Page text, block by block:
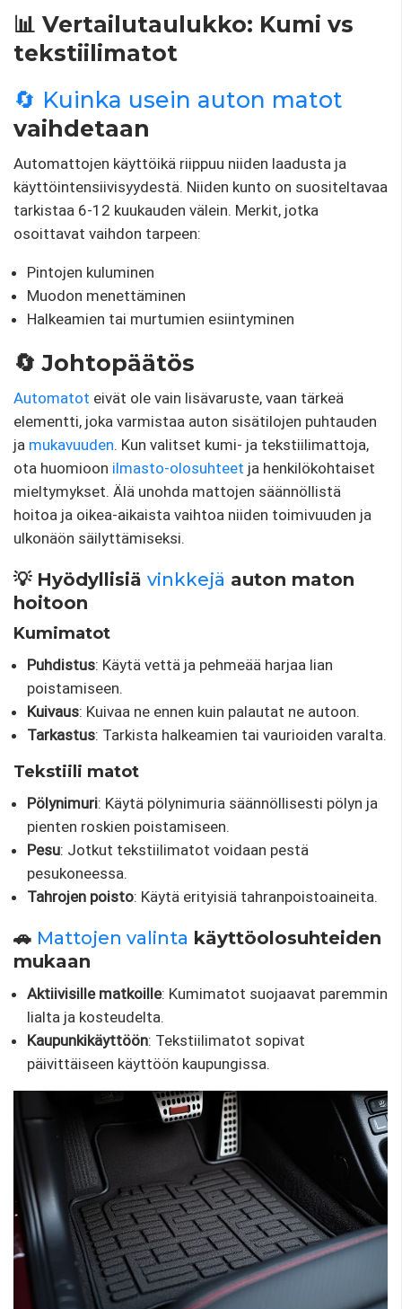
📊 Vertailutaulukko: Kumi vs
tekstiilimatot
🔄 Kuinka usein auton matot
vaihdetaan
Automattojen käyttöikä riippuu niiden laadusta ja
käyttöintensiivisyydestä. Niiden kunto on suositeltavaa
tarkistaa 6-12 kuukauden välein. Merkit, jotka
osoittavat vaihdon tarpeen:
Pintojen kuluminen
Muodon menettäminen
Halkeamien tai murtumien esiintyminen
🔄 Johtopäätös
Automatot eivät ole vain lisävaruste, vaan tärkeä
elementti, joka varmistaa auton sisätilojen puhtauden
ja mukavuuden. Kun valitset kumi- ja tekstiilimattoja,
ota huomioon ilmasto-olosuhteet ja henkilökohtaiset
mieltymykset. Älä unohda mattojen säännöllistä
hoitoa ja oikea-aikaista vaihtoa niiden toimivuuden ja
ulkonäön säilyttämiseksi.
💡 Hyödyllisiä vinkkejä auton maton
hoitoon
Kumimatot
Puhdistus: Käytä vettä ja pehmeää harjaa lian
poistamiseen.
Kuivaus: Kuivaa ne ennen kuin palautat ne autoon.
Tarkastus: Tarkista halkeamien tai vaurioiden varalta.
Tekstiili matot
Pölynimuri: Käytä pölynimuria säännöllisesti pölyn ja
pienten roskien poistamiseen.
Pesu: Jotkut tekstiilimatot voidaan pestä
pesukoneessa.
Tahrojen poisto: Käytä erityisiä tahranpoistoaineita.
🚗 Mattojen valinta käyttöolosuhteiden
mukaan
Aktiivisille matkoille: Kumimatot suojaavat paremmin
lialta ja kosteudelta.
Kaupunkikäyttöön: Tekstiilimatot sopivat
päivittäiseen käyttöön kaupungissa.